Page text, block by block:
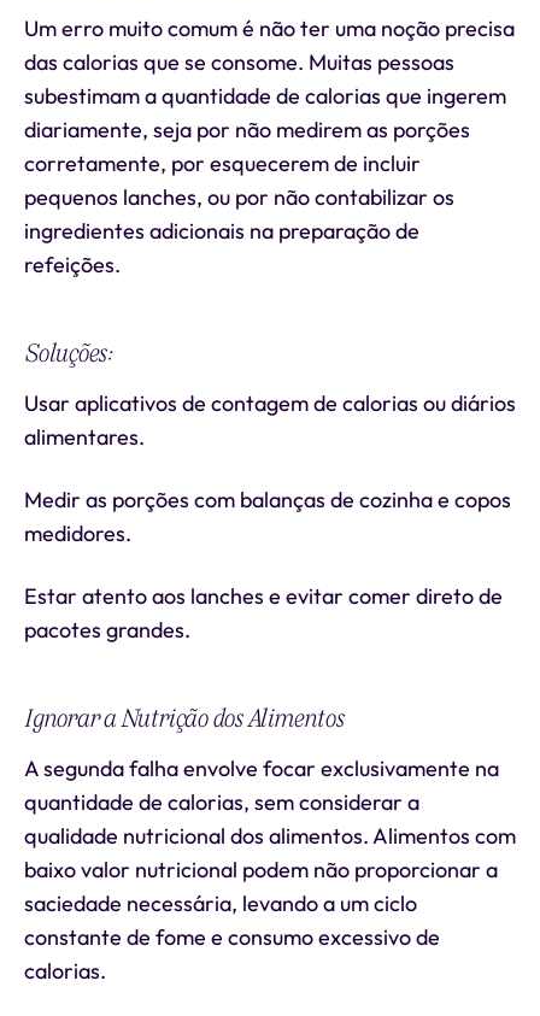
Um erro muito comum é não ter uma noção precisa
das calorias que se consome. Muitas pessoas
subestimam a quantidade de calorias que ingerem
diariamente, seja por não medirem as porções
corretamente, por esquecerem de incluir
pequenos lanches, ou por não contabilizar os
ingredientes adicionais na preparação de
refeições.
Soluções:
Usar aplicativos de contagem de calorias ou diários
alimentares.
Medir as porções com balanças de cozinha e copos
medidores.
Estar atento aos lanches e evitar comer direto de
pacotes grandes.
Ignorar a Nutrição dos Alimentos
A segunda falha envolve focar exclusivamente na
quantidade de calorias, sem considerar a
qualidade nutricional dos alimentos. Alimentos com
baixo valor nutricional podem não proporcionar a
saciedade necessária, levando a um ciclo
constante de fome e consumo excessivo de
calorias.